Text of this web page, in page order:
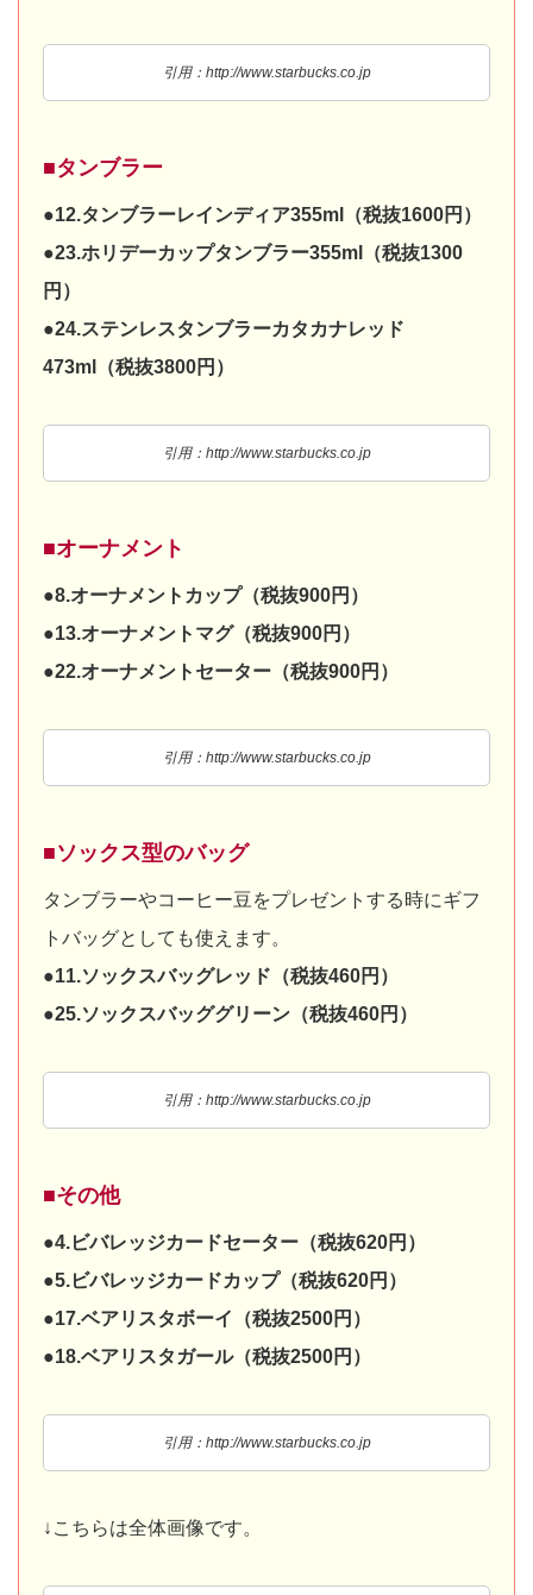
引用：http://www.starbucks.co.jp
■タンブラー
●12.タンブラーレインディア355ml（税抜1600円）
●23.ホリデーカップタンブラー355ml（税抜1300
円）
●24.ステンレスタンブラーカタカナレッド
473ml（税抜3800円）
引用：http://www.starbucks.co.jp
■オーナメント
●8.オーナメントカップ（税抜900円）
●13.オーナメントマグ（税抜900円）
●22.オーナメントセーター（税抜900円）
引用：http://www.starbucks.co.jp
■ソックス型のバッグ
タンブラーやコーヒー豆をプレゼントする時にギフ
トバッグとしても使えます。
●11.ソックスバッグレッド（税抜460円）
●25.ソックスバッググリーン（税抜460円）
引用：http://www.starbucks.co.jp
■その他
●4.ビバレッジカードセーター（税抜620円）
●5.ビバレッジカードカップ（税抜620円）
●17.ベアリスタボーイ（税抜2500円）
●18.ベアリスタガール（税抜2500円）
引用：http://www.starbucks.co.jp
↓こちらは全体画像です。